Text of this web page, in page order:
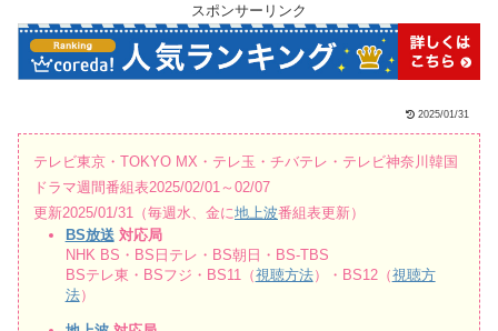
スポンサーリンク
2025/01/31
テレビ東京・TOKYO MX・テレ玉・チバテレ・テレビ神奈川韓国
ドラマ週間番組表2025/02/01～02/07
更新2025/01/31（毎週水、金に地上波番組表更新）
BS放送 対応局
NHK BS・BS日テレ・BS朝日・BS-TBS
BSテレ東・BSフジ・BS11（視聴方法）・BS12（視聴方
法）